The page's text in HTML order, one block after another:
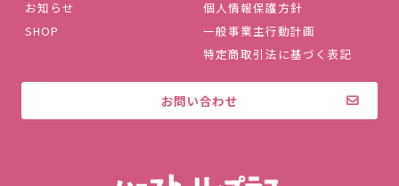
お知らせ
SHOP
個人情報保護方針
一般事業主行動計画
特定商取引法に基づく表記
お問い合わせ